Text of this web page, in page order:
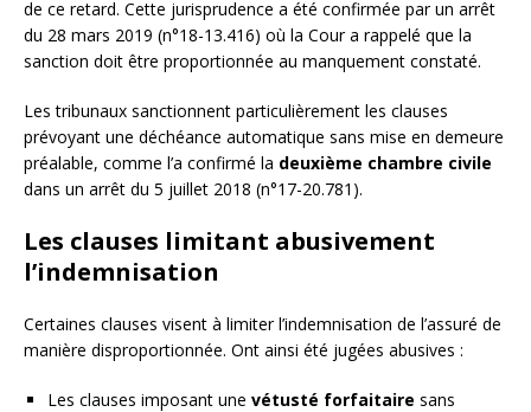
de ce retard. Cette jurisprudence a été confirmée par un arrêt
du 28 mars 2019 (n°18-13.416) où la Cour a rappelé que la
sanction doit être proportionnée au manquement constaté.
Les tribunaux sanctionnent particulièrement les clauses
prévoyant une déchéance automatique sans mise en demeure
préalable, comme l’a confirmé la deuxième chambre civile
dans un arrêt du 5 juillet 2018 (n°17-20.781).
Les clauses limitant abusivement
l’indemnisation
Certaines clauses visent à limiter l’indemnisation de l’assuré de
manière disproportionnée. Ont ainsi été jugées abusives :
Les clauses imposant une vétusté forfaitaire sans